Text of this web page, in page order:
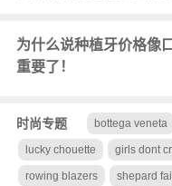
为什么说种植牙价格像
重要了！
时尚专题 bottega veneta
lucky chouette girls dont
rowing blazers shepard